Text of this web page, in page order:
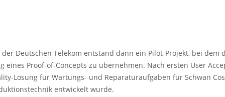
der Deutschen Telekom entstand dann ein Pilot-Projekt, bei
Proof-of-Concepts zu übernehmen. Nach ersten User
Lösung für Wartungs- und Reparaturaufgaben für Schwan
entwickelt wurde.